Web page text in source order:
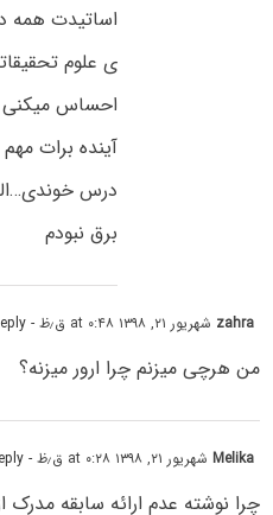
اساتیدت همه
ی علوم
احساس میکنی
آینده برات
درس
برق نبودم
zahra شهریور ۲۱, ۱۳۹۸ at ۰:۴۸ ق٫ظ - Reply
من هرچی میزنم چرا ارور میزنه؟
Melikaشهریور ۲۱, ۱۳۹۸ at ۰:۲۸ ق٫ظ - Reply
چرا نوشته عدم ارائه سابقه